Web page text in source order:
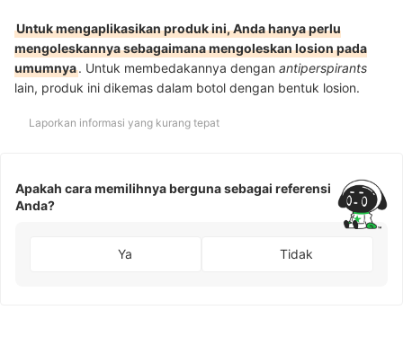
Untuk mengaplikasikan produk ini, Anda hanya perlu
mengoleskannya sebagaimana mengoleskan losion pada
umumnya. Untuk membedakannya dengan antiperspirants
lain, produk ini dikemas dalam botol dengan bentuk losion.
Laporkan informasi yang kurang tepat
Apakah cara memilihnya berguna sebagai referensi
Anda?
Ya Tidak